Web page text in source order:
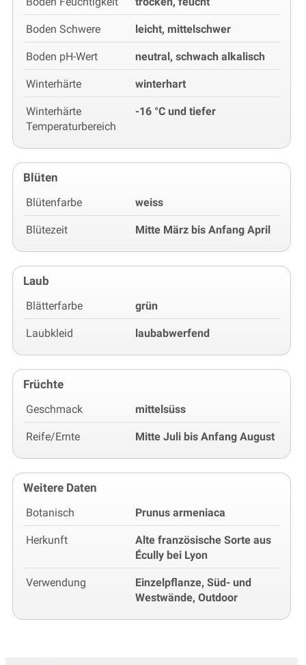
Boden Schwere leicht, mittelschwer
Boden pH-Wert neutral, schwach alkalisch
Winterhärte winterhart
Winterhärte
Temperaturbereich
-16 °C und tiefer
Blüten
Blütenfarbe weiss
Blütezeit Mitte März bis Anfang April
Laub
Blätterfarbe grün
Laubkleid laubabwerfend
Früchte
Geschmack mittelsüss
Reife/Ernte Mitte Juli bis Anfang August
Weitere Daten
Botanisch Prunus armeniaca
Herkunft
Alte französische Sorte aus
Écully bei Lyon
Verwendung
Einzelpflanze, Süd- und
Westwände, Outdoor